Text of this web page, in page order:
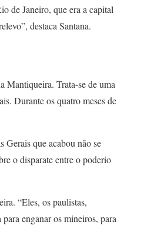
de Janeiro, que era a capital
destaca Santana.
Mantiqueira. Trata-se de uma
Durante os quatro meses de
Gerais que acabou não se
o disparate entre o poderio
“Eles, os paulistas,
enganar os mineiros, para